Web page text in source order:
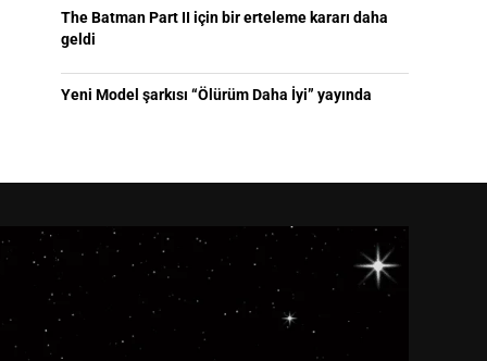
The Batman Part II için bir erteleme kararı daha
geldi
Yeni Model şarkısı “Ölürüm Daha İyi” yayında